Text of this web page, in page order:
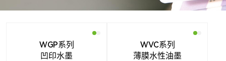
搜索
WGP系列
凹印水墨
WVC系列
薄膜水性油墨